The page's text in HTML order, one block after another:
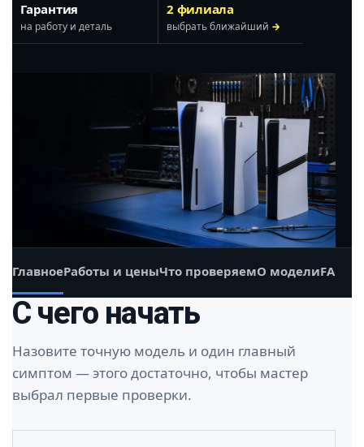
Гарантия
на работу и деталь
2 филиала
выбрать ближайший →
ГлавноеРаботы и ценыЧто проверяемО моделиFAQ
С чего начать
Назовите точную модель и один главный
симптом — этого достаточно, чтобы мастер
выбрал первые проверки.